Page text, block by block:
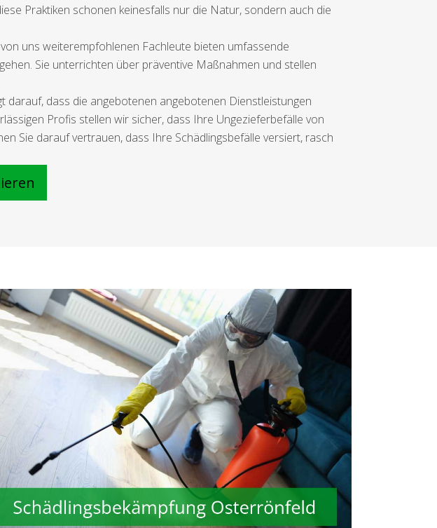
Praktiken schonen keinesfalls nur die Natur, sondern auch die
uns weiterempfohlenen Fachleute bieten umfassende
Sie unterrichten über präventive Maßnahmen und stellen
darauf, dass die angebotenen angebotenen Dienstleistungen
Profis stellen wir sicher, dass Ihre Ungezieferbefälle von
Sie darauf vertrauen, dass Ihre Schädlingsbefälle versiert, rasch